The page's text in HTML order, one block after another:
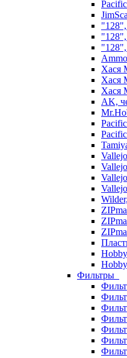
Хася
Хася
Хася
AK,
Фильтры